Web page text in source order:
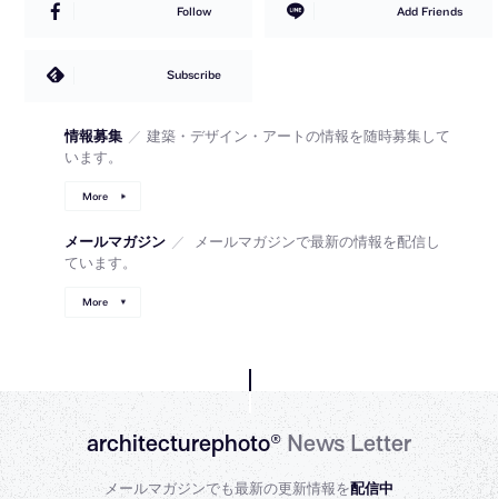
Follow Add Friends
Subscribe
情報募集 ／ 建築・デザイン・アートの情報を随時募集して
います。
More
メールマガジン ／
メールマガジンで最新の情報を配信し
ています。
More
architecturephoto®News Letter
メールマガジンでも最新の更新情報を配信中